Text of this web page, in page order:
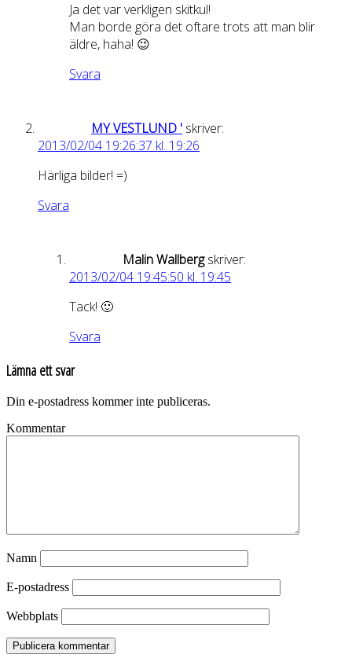
Ja det var verkligen skitkul!
Man borde göra det oftare trots att man blir
äldre, haha! 😉
Svara
MY VESTLUND ' skriver:
2013/02/04 19:26:37 kl. 19:26
Härliga bilder! =)
Svara
Malin Wallberg skriver:
2013/02/04 19:45:50 kl. 19:45
Tack! 🙂
Svara
Lämna ett svar
Din e-postadress kommer inte publiceras.
Kommentar
Namn
E-postadress
Webbplats